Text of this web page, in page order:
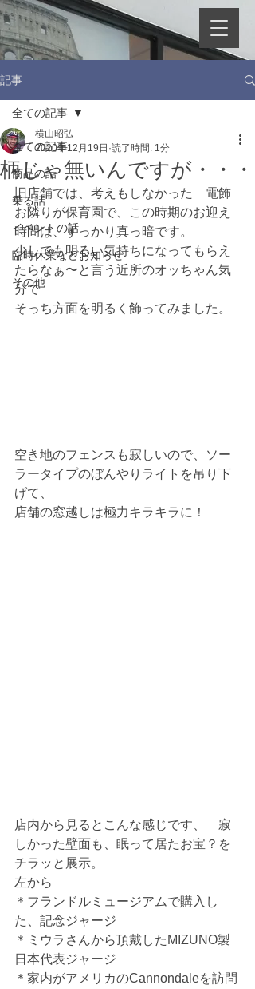
記事
全ての記事
商品の話
乗る話
イベントの話
臨時休業などお知らせ
その他
全ての記事
柄じゃ無いんですが・・・
横山昭弘
2020年12月19日 読了時間: 1分
旧店舗では、考えもしなかった　電飾
お隣りが保育園で、この時期のお迎え
時間は、すっかり真っ暗です。
少しでも明るい気持ちになってもらえ
たらなぁ〜と言う近所のオッちゃん気
分で
そっち方面を明るく飾ってみました。
空き地のフェンスも寂しいので、ソー
ラータイプのぼんやりライトを吊り下
げて、
店舗の窓越しは極力キラキラに！
店内から見るとこんな感じです、　寂
しかった壁面も、眠って居たお宝？を
チラッと展示。
左から
＊フランドルミュージアムで購入し
た、記念ジャージ
＊ミウラさんから頂戴したMIZUNO製
日本代表ジャージ
＊家内がアメリカのCannondaleを訪問